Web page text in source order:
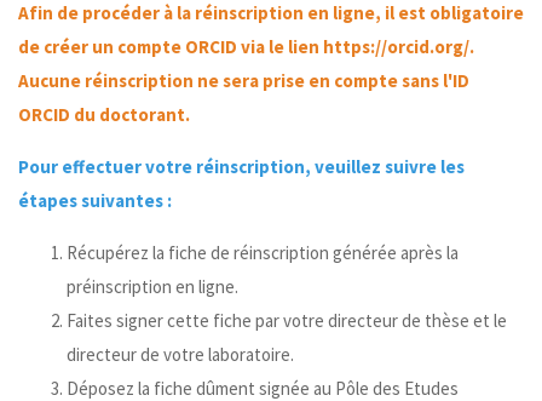
Afin de procéder à la réinscription en ligne, il est obligatoire
de créer un compte ORCID via le lien https://orcid.org/.
Aucune réinscription ne sera prise en compte sans l'ID
ORCID du doctorant.
Pour effectuer votre réinscription, veuillez suivre les
étapes suivantes :
Récupérez la fiche de réinscription générée après la
préinscription en ligne.
Faites signer cette fiche par votre directeur de thèse et le
directeur de votre laboratoire.
Déposez la fiche dûment signée au Pôle des Etudes